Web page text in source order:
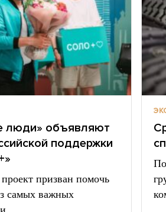
люди» объявляют
поддержки
призван помочь
самых важных